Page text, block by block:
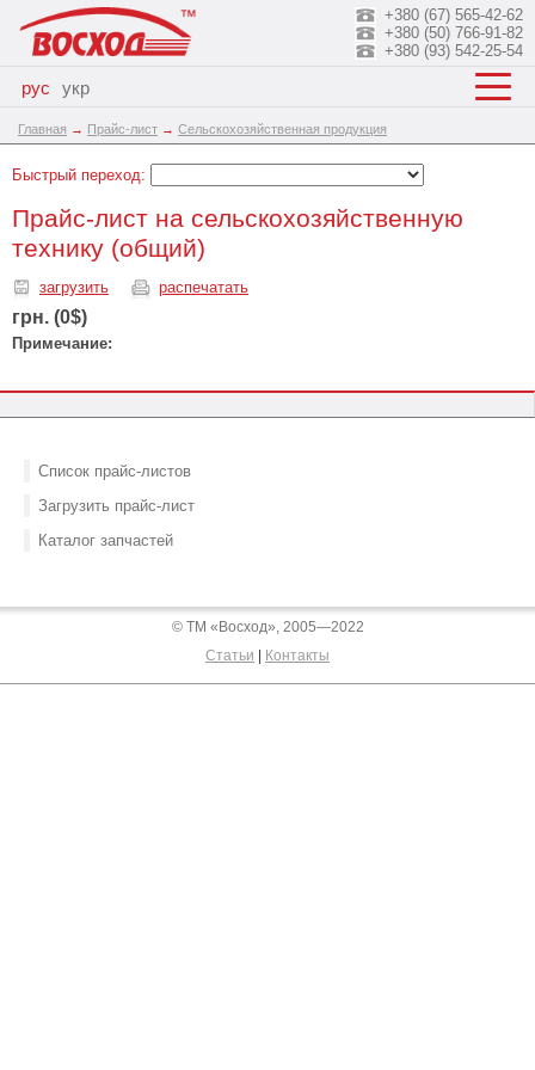
рус укр
+380 (67) 565-42-62
+380 (50) 766-91-82
+380 (93) 542-25-54
Главная → Прайс-лист → Сельскохозяйственная продукция
Список прайс-листов
Загрузить прайс-лист
Каталог запчастей
Быстрый переход:
Прайс-лист на сельскохозяйственную
технику (общий)
загрузить распечатать
грн. (0$)
Примечание:
© ТМ «Восход», 2005—2022
Статьи
Контакты